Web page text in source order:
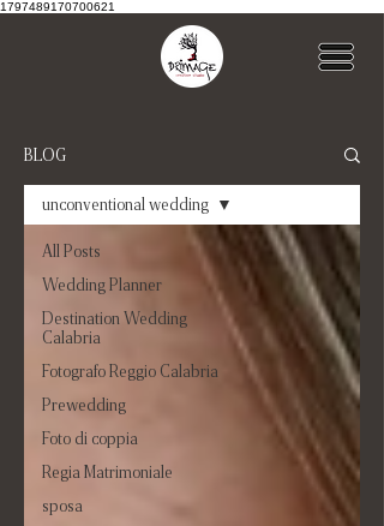
1797489170700621
BLOG
All Posts
Wedding Planner
Destination Wedding
Calabria
Fotografo Reggio Calabria
Prewedding
Foto di coppia
Regia Matrimoniale
sposa
unconventional wedding